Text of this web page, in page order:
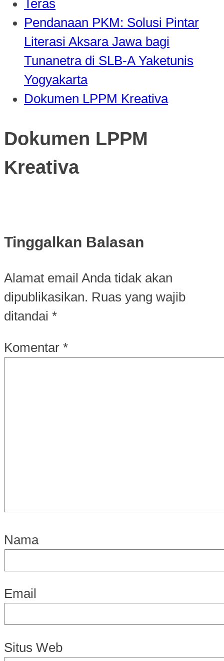
Teras
Pendanaan PKM: Solusi Pintar
Literasi Aksara Jawa bagi
Tunanetra di SLB-A Yaketunis
Yogyakarta
Dokumen LPPM Kreativa
Dokumen LPPM
Kreativa
Tinggalkan Balasan
Alamat email Anda tidak akan
dipublikasikan. Ruas yang wajib
ditandai *
Komentar *
Nama
Email
Situs Web